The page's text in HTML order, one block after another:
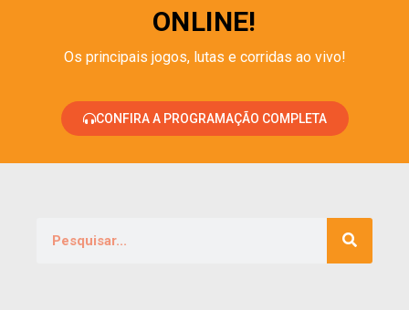
ONLINE!
Os principais jogos, lutas e corridas ao vivo!
CONFIRA A PROGRAMAÇÃO COMPLETA